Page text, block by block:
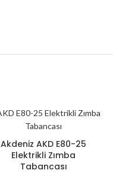
Akdeniz AKD E80-25
Elektrikli Zımba
Tabancası